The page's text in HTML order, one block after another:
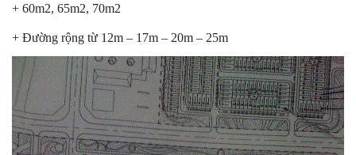
+ 60m2, 65m2, 70m2
+ Đường rộng từ 12m – 17m – 20m – 25m